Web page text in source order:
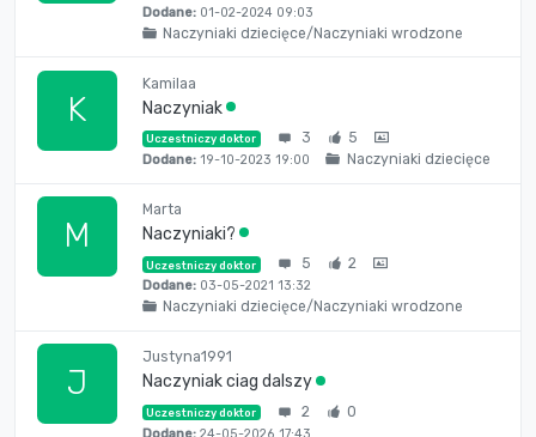
Dodane:01-02-2024 09:03
Naczyniaki dziecięce/Naczyniaki wrodzone
K
Kamilaa
Naczyniak
Uczestniczy doktor 3 5
Dodane:19-10-2023 19:00 Naczyniaki dziecięce
M
Marta
Naczyniaki?
Uczestniczy doktor 5 2
Dodane:03-05-2021 13:32
Naczyniaki dziecięce/Naczyniaki wrodzone
J
Justyna1991
Naczyniak ciag dalszy
Uczestniczy doktor 2 0
Dodane:24-05-2026 17:43